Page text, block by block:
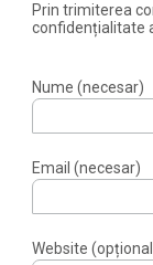
Prin trimiterea
confidențialitate
Nume (necesar)
Email (necesar)
Website